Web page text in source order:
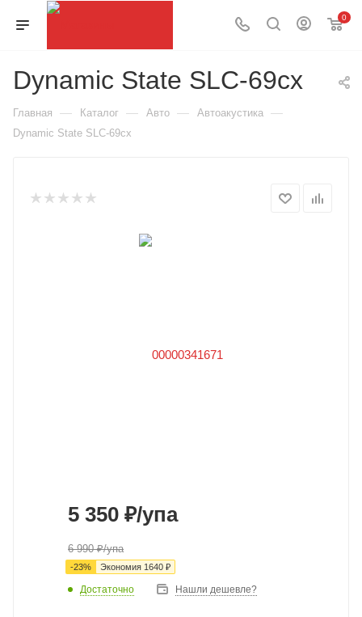
0
Dynamic State SLC-69cx
Главная — Каталог — Авто — Автоакустика —
Dynamic State SLC-69cx
5 350 ₽/упа
6 990₽/упа
-23% Экономия 1640 ₽
Достаточно Нашли дешевле?